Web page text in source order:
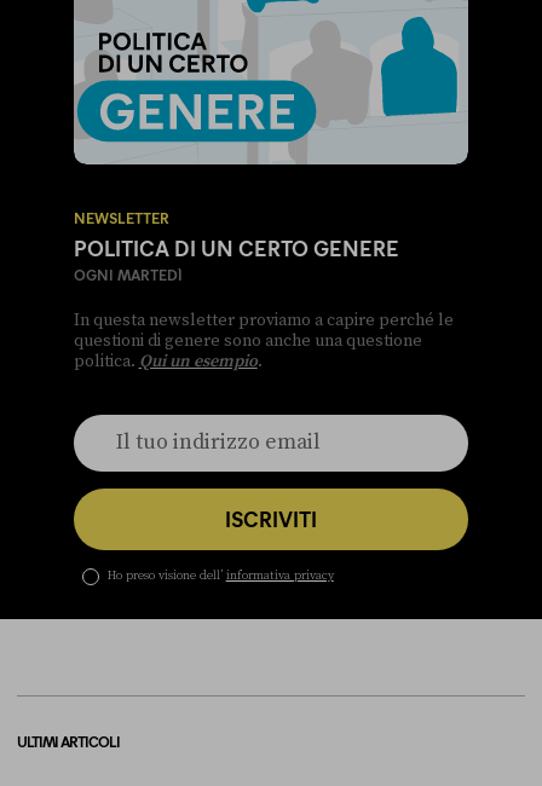
NEWSLETTER
POLITICA DI UN CERTO GENERE
OGNI MARTEDÌ
In questa newsletter proviamo a capire perché le
questioni di genere sono anche una questione
politica. Qui un esempio.
ISCRIVITI
Ho preso visione dell’ informativa privacy
ULTIMI ARTICOLI